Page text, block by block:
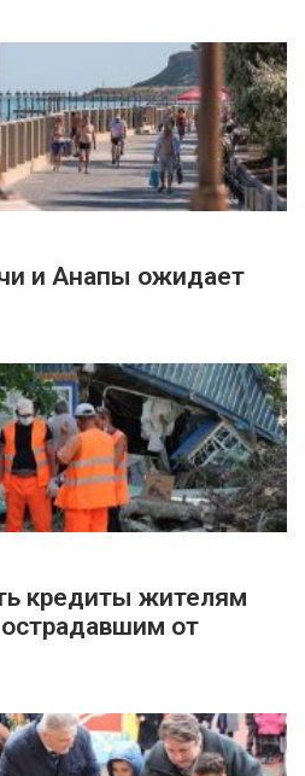
и Анапы ожидает
кредиты жителям
от